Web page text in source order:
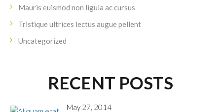
Mauris euismod non ligula ac cursus
Tristique ultrices lectus augue pellent
Uncategorized
RECENT POSTS
May 27, 2014